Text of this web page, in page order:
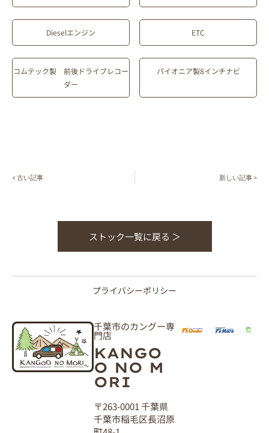
Dieselエンジン ETC
コムテック製 前後ドライブレコー
ダー
パイオニア製8インチナビ
< 古い記事 新しい記事 >
ストック一覧に戻る ＞
プライバシーポリシー
千葉市のカングー専
門店
KANGO
O NO M
ORI
〒263-0001 千葉県
千葉市稲毛区長沼原